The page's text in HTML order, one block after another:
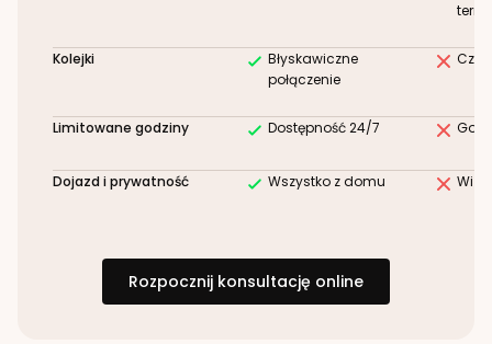
Kolejki
Błyskawiczne
połączenie
Limitowane godziny Dostępność 24/7
Dojazd i prywatność Wszystko z domu
Rozpocznij konsultację online